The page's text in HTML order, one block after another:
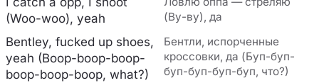
(Woo-woo), yeah
(Ву-ву), да
Bentley, fucked up shoes,
yeah (Boop-boop-boop-
boop-boop-boop, what?)
Бентли, испорченные
кроссовки, да (Буп-буп-
буп-буп-буп-буп, что?)